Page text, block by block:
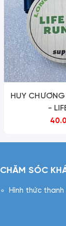
HUY
-
CHĂM SÓC
Hình thức